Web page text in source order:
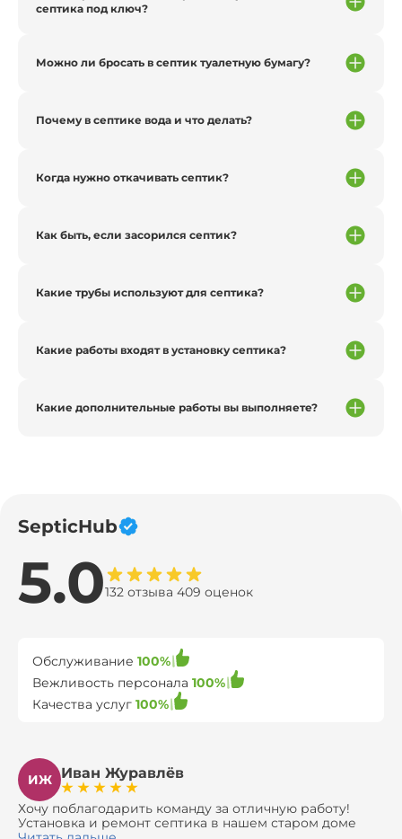
септика под ключ?
Можно ли бросать в септик туалетную бумагу?
Почему в септике вода и что делать?
Когда нужно откачивать септик?
Как быть, если засорился септик?
Какие трубы используют для септика?
Какие работы входят в установку септика?
Какие дополнительные работы вы выполняете?
SepticHub
5.0132 отзыва 409 оценок
Обслуживание 100%
Вежливость персонала 100%
Качества услуг 100%
ИЖ Иван Журавлёв
Хочу поблагодарить команду за отличную работу!
Установка и ремонт септика в нашем старом доме